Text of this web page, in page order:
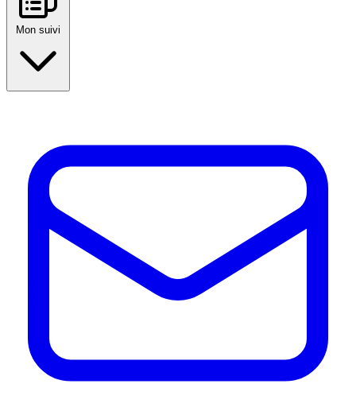
Mon suivi